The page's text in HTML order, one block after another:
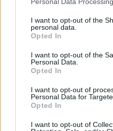
This information may also be
disclose it to other third
Please note that this website/
services and may gather and
not limited to your visit or
grant or deny consent to
consent section.
I want to opt-out of the
personal data.
Opted In
I want to opt-out of the
Personal Data.
Opted In
I want to opt-out of
Personal Data for
Opted In
I want to opt-out of
InvestirMag
News Hub UK